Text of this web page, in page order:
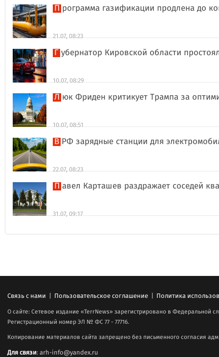
Программа газификации продлена до
21.07, 08:23
Губернатор Кировской области
10.07, 08:29
Люк Фриден критикует Трампа за
10.07, 08:51
В РФ зарядные станции для
22.07, 08:23
Павел Карташев раздражает соседей
31.07, 09:17
Связь с нами | Пользовательское соглашение | Политика
О сайте: Сетевое издание «TerrNews» зарегистрировано в Федеральной
Регистрационный номер ЭЛ № ФС 77 - 77716.
Копирование материалов сайта запрещено без письменного согласия
Для связи: arh-info@yandex.ru